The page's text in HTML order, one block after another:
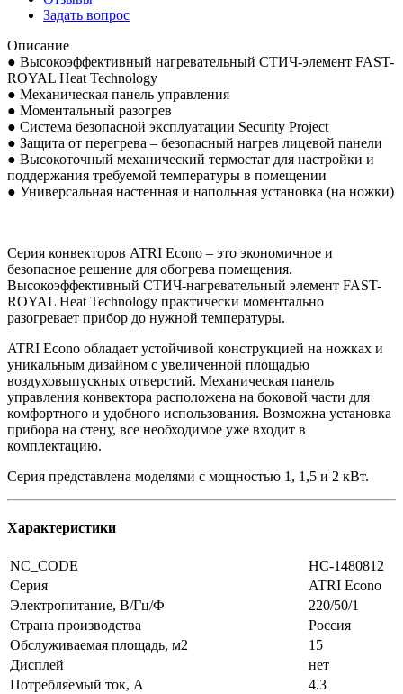
Задать вопрос
Описание
● Высокоэффективный нагревательный СТИЧ-элемент FAST-
ROYAL Heat Technology
● Механическая панель управления
● Моментальный разогрев
● Система безопасной эксплуатации Security Project
● Защита от перегрева – безопасный нагрев лицевой панели
● Высокоточный механический термостат для настройки и
поддержания требуемой температуры в помещении
● Универсальная настенная и напольная установка (на ножки)
Серия конвекторов ATRI Econo – это экономичное и
безопасное решение для обогрева помещения.
Высокоэффективный СТИЧ-нагревательный элемент FAST-
ROYAL Heat Technology практически моментально
разогревает прибор до нужной температуры.
ATRI Econo обладает устойчивой конструкцией на ножках и
уникальным дизайном с увеличенной площадью
воздуховыпускных отверстий. Механическая панель
управления конвектора расположена на боковой части для
комфортного и удобного использования. Возможна установка
прибора на стену, все необходимое уже входит в
комплектацию.
Серия представлена моделями с мощностью 1, 1,5 и 2 кВт.
Характеристики
NC_CODE
НС-1480812
Серия
ATRI Econo
Электропитание, В/Гц/Ф
220/50/1
Страна производства
Россия
Обслуживаемая площадь, м2
15
Дисплей
нет
Потребляемый ток, А
4.3